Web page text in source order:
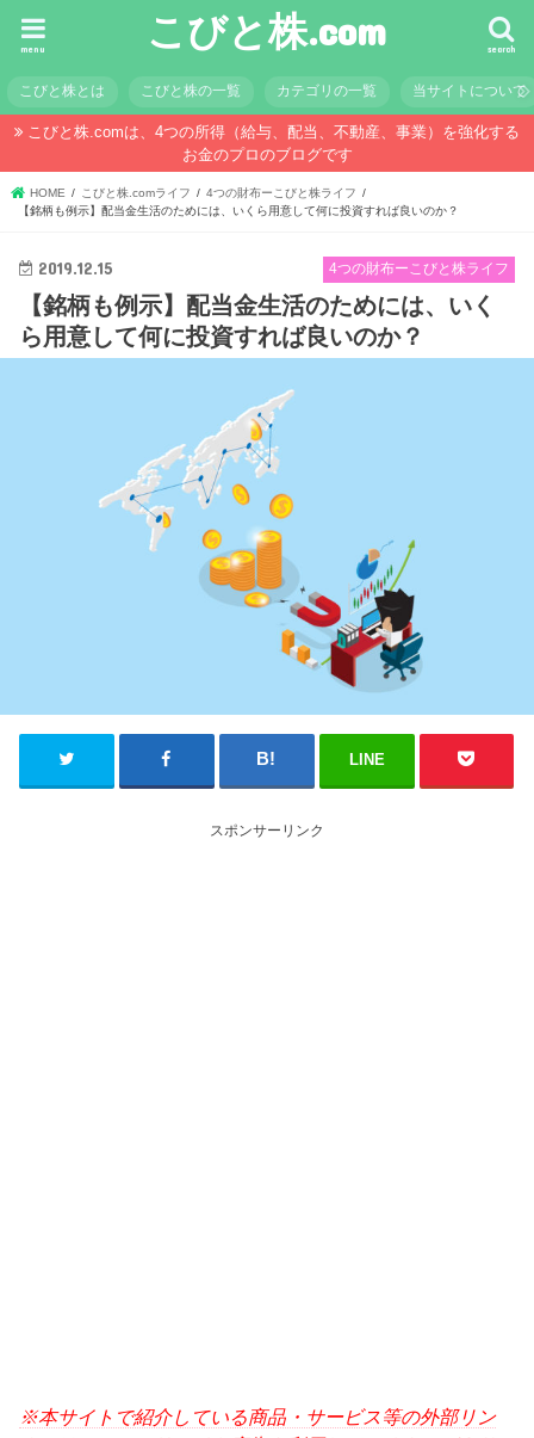
こびと株.com search
menu
こびと株とは こびと株の一覧 カテゴリの一覧 当サイトについて
こびと株.comは、4つの所得（給与、配当、不動産、事業）を強化する
お金のプロのブログです
HOME こびと株.comライフ
4つの財布ーこびと株ライフ
【銘柄も例示】配当金生活のためには、いくら用意して何に投資すれば良いのか？
4つの財布ーこびと株ライフ
2019.12.15
【銘柄も例示】配当金生活のためには、いく
ら用意して何に投資すれば良いのか？
LINE
スポンサーリンク
※本サイトで紹介している商品・サービス等の外部リン